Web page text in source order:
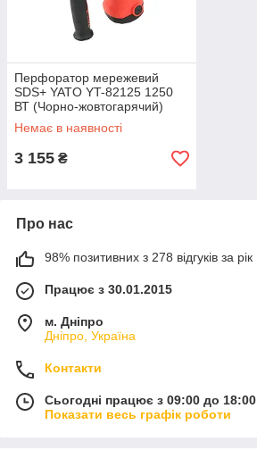
Перфоратор мережевий
SDS+ YATO YT-82125 1250
ВТ (Чорно-жовтогарячий)
Немає в наявності
3 155 ₴
Про нас
98% позитивних з 278 відгуків за рік
Працює з 30.01.2015
м. Дніпро
Дніпро, Україна
Контакти
Сьогодні працює з 09:00 до 18:00
Показати весь графік роботи